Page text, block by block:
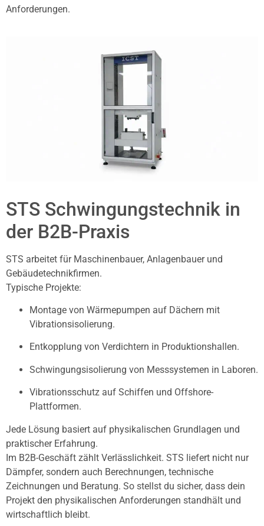
Anforderungen.
STS Schwingungstechnik in
der B2B-Praxis
STS arbeitet für Maschinenbauer, Anlagenbauer und
Gebäudetechnikfirmen.
Typische Projekte:
Montage von Wärmepumpen auf Dächern mit
Vibrationsisolierung.
Entkopplung von Verdichtern in Produktionshallen.
Schwingungsisolierung von Messsystemen in Laboren.
Vibrationsschutz auf Schiffen und Offshore-
Plattformen.
Jede Lösung basiert auf physikalischen Grundlagen und
praktischer Erfahrung.
Im B2B-Geschäft zählt Verlässlichkeit. STS liefert nicht nur
Dämpfer, sondern auch Berechnungen, technische
Zeichnungen und Beratung. So stellst du sicher, dass dein
Projekt den physikalischen Anforderungen standhält und
wirtschaftlich bleibt.